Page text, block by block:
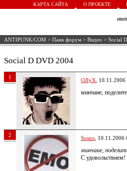
КАРТА САЙТА О ПРОЕКТЕ
ANTIPUNK/COM > Панк форум > Видео > Social
Social D DVD 2004
1 OJIyX ,
минчане,
2 Sosno , 10.11.2006
минчане,
C удовольствием!